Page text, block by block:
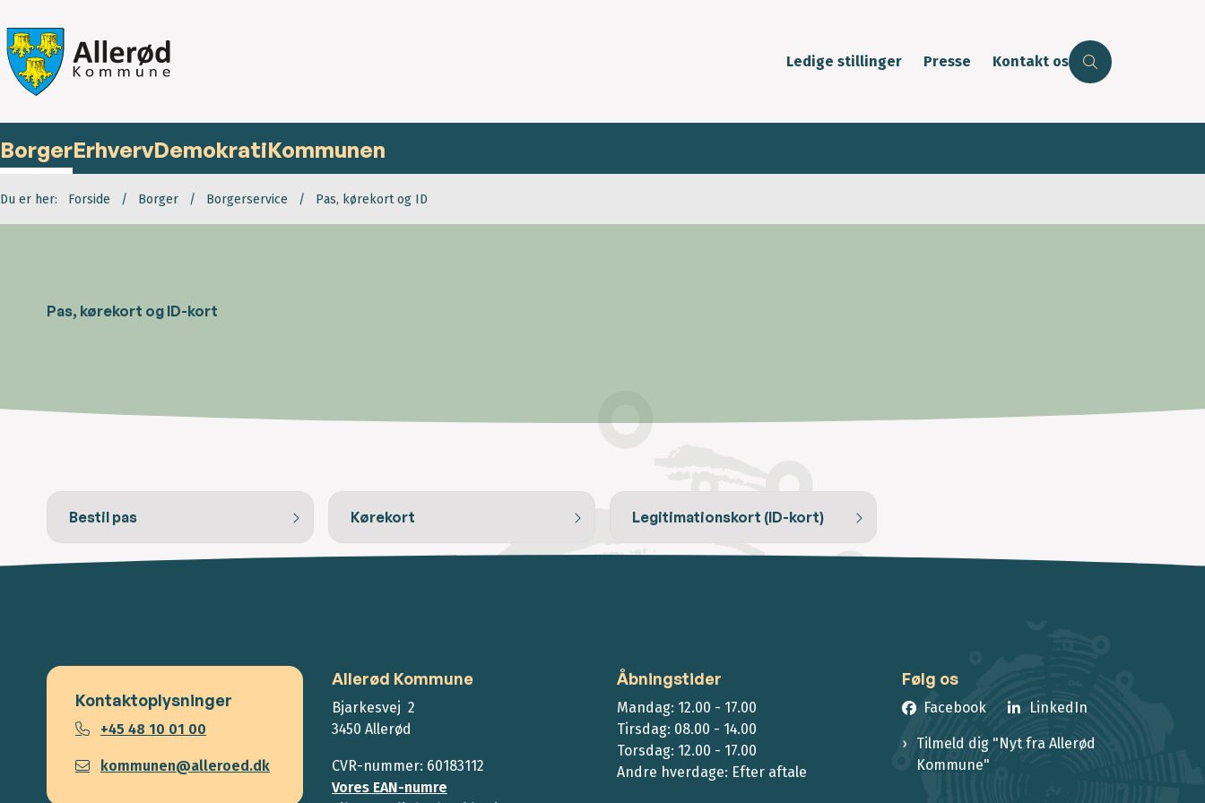
Ledige stillinger Presse Kontakt os
BorgerErhvervDemokratiKommunen
Du er her: Forside Borger Borgerservice Pas, kørekort og ID
Pas, kørekort og ID-kort
Bestil pas Kørekort Legitimationskort (ID-kort)
Kontaktoplysninger
+45 48 10 01 00
kommunen@alleroed.dk
Allerød Kommune
Bjarkesvej 2
3450 Allerød
CVR-nummer: 60183112
Vores EAN-numre
Åbningstider
Mandag: 12.00 - 17.00
Tirsdag: 08.00 - 14.00
Torsdag: 12.00 - 17.00
Andre hverdage: Efter aftale
Følg os
Facebook LinkedIn
Tilmeld dig "Nyt fra Allerød
Kommune"